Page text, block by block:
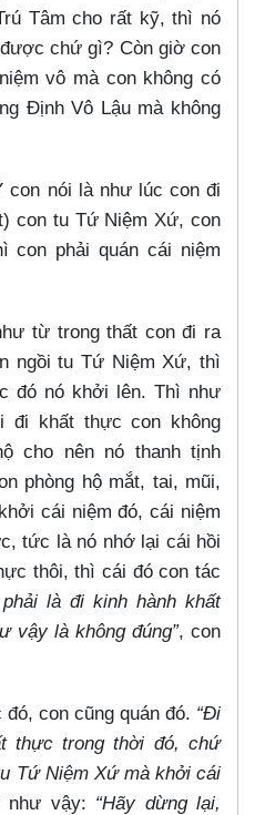
Tâm cho rất kỹ, thì nó
chứ gì? Còn giờ con
vô mà con không có
Định Vô Lậu mà không
con nói là như lúc con đi
con tu Tứ Niệm Xứ, con
con phải quán cái niệm
từ trong thất con đi ra
ngồi tu Tứ Niệm Xứ, thì
đó nó khởi lên. Thì như
đi khất thực con không
cho nên nó thanh tịnh
phòng hộ mắt, tai, mũi,
cái niệm đó, cái niệm
tức là nó nhớ lại cái hồi
thôi, thì cái đó con tác
là đi kinh hành khất
vậy là không đúng”, con
con cũng quán đó. “Đi
thực trong thời đó, chứ
Tứ Niệm Xứ mà khởi cái
như vậy: “Hãy dừng lại,